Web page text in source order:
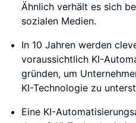
Ähnlich verhält es sich
sozialen Medien.
In 10 Jahren werden
voraussichtlich KI-
gründen, um
KI-Technologie zu
Eine KI-